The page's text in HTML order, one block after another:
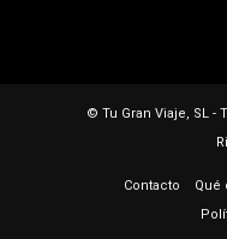
© Tu Gran Viaje, SL -
Contacto Qué